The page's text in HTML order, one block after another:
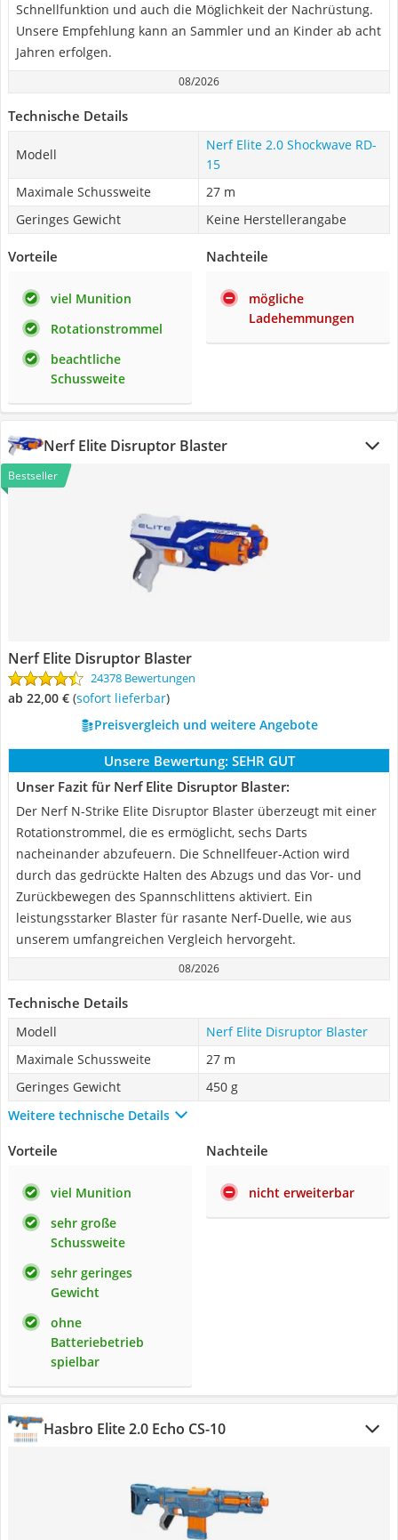
Schnellfunktion und auch die Möglichkeit der Nachrüstung.
Unsere Empfehlung kann an Sammler und an Kinder ab acht
Jahren erfolgen.
08/2026
Technische Details
Modell
Nerf Elite 2.0 Shockwave RD-
15
Maximale Schussweite
27 m
Geringes Gewicht
Keine Herstellerangabe
Vorteile
viel Munition
Rotationstrommel
beachtliche
Schussweite
Nachteile
mögliche
Ladehemmungen
Nerf Elite Disruptor Blaster
Bestseller
Nerf Elite Disruptor Blaster
24378 Bewertungen
ab 22,00 € ( Sofort lieferbar)
Preisvergleich und weitere Angebote
Unsere Bewertung: SEHR GUT
Unser Fazit für Nerf Elite Disruptor Blaster:
Der Nerf N-Strike Elite Disruptor Blaster überzeugt mit einer
Rotationstrommel, die es ermöglicht, sechs Darts
nacheinander abzufeuern. Die Schnellfeuer-Action wird
durch das gedrückte Halten des Abzugs und das Vor- und
Zurückbewegen des Spannschlittens aktiviert. Ein
leistungsstarker Blaster für rasante Nerf-Duelle, wie aus
unserem umfangreichen Vergleich hervorgeht.
08/2026
Technische Details
Modell
Nerf Elite Disruptor Blaster
Maximale Schussweite
27 m
Geringes Gewicht
450 g
Weitere technische Details
Vorteile
viel Munition
sehr große
Schussweite
sehr geringes
Gewicht
ohne
Batteriebetrieb
spielbar
Nachteile
nicht erweiterbar
Hasbro Elite 2.0 Echo CS-10